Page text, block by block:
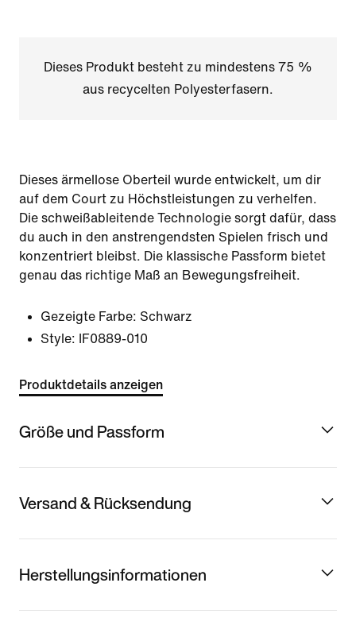
Dieses Produkt besteht zu mindestens 75 %
aus recycelten Polyesterfasern.
Dieses ärmellose Oberteil wurde entwickelt, um dir
auf dem Court zu Höchstleistungen zu verhelfen.
Die schweißableitende Technologie sorgt dafür, dass
du auch in den anstrengendsten Spielen frisch und
konzentriert bleibst. Die klassische Passform bietet
genau das richtige Maß an Bewegungsfreiheit.
Gezeigte Farbe: Schwarz
Style:
IF0889-010
Produktdetails anzeigen
Größe und Passform
Versand & Rücksendung
Herstellungsinformationen